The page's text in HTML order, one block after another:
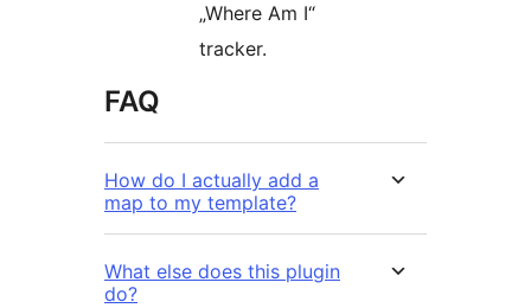
„Where Am I“
tracker.
FAQ
How do I actually add a
map to my template?
What else does this plugin
do?